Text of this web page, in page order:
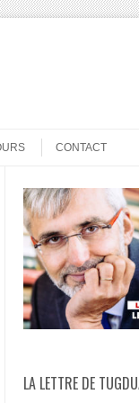
CONTACT
LA LETTRE DE